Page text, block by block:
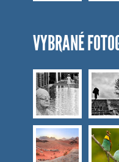
VYBRANÉ